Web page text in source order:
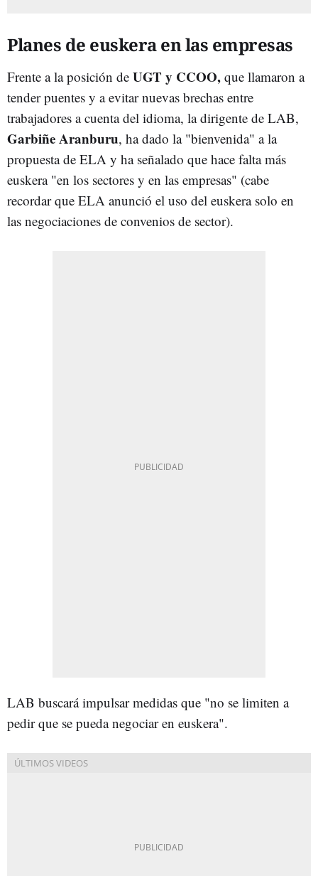
Planes de euskera en las empresas
Frente a la posición de UGT y CCOO, que llamaron a
tender puentes y a evitar nuevas brechas entre
trabajadores a cuenta del idioma, la dirigente de LAB,
Garbiñe Aranburu, ha dado la "bienvenida" a la
propuesta de ELA y ha señalado que hace falta más
euskera "en los sectores y en las empresas" (cabe
recordar que ELA anunció el uso del euskera solo en
las negociaciones de convenios de sector).
LAB buscará impulsar medidas que "no se limiten a
pedir que se pueda negociar en euskera".